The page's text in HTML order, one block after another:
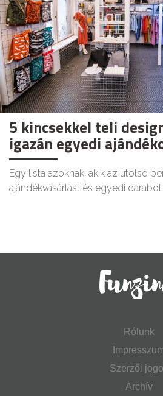
5 kincsekkel teli
igazán egyedi
Egy lista azoknak, akik az utolsó
ajándékvásárlást és egyedi darabot
Rólunk
Szerzői
Archív